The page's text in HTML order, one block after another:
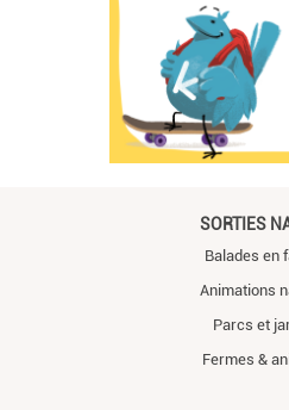
SORTIES
Balades en
Animations
Parcs et
Fermes &